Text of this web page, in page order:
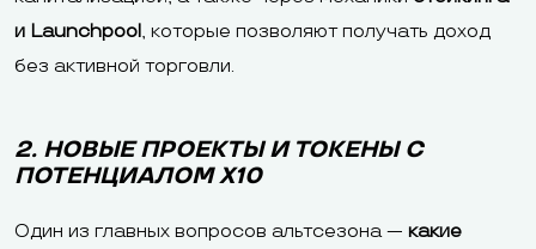
и Launchpool, которые позволяют получать доход
без активной торговли.
2. НОВЫЕ ПРОЕКТЫ И ТОКЕНЫ С
ПОТЕНЦИАЛОМ X10
Один из главных вопросов альтсезона — какие